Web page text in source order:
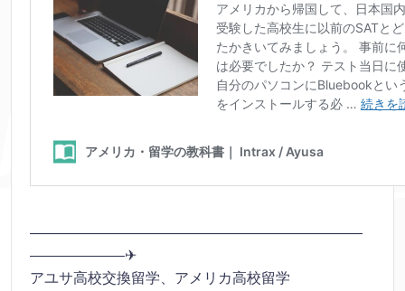
———————————————————————
——————–✈
アユサ高校交換留学、アメリカ高校留学